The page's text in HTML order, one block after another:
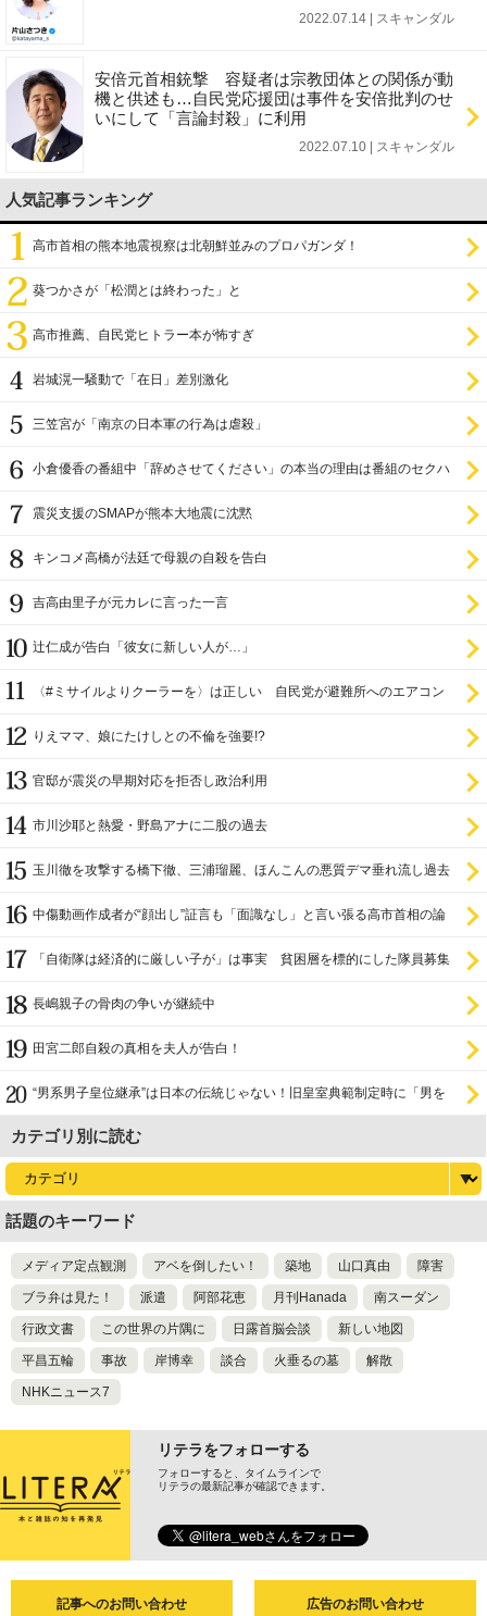
2022.07.14 | スキャンダル
安倍元首相銃撃 容疑者は宗教団体との関係が動
機と供述も…自民党応援団は事件を安倍批判のせ
いにして「言論封殺」に利用
2022.07.10 | スキャンダル
人気記事ランキング
高市首相の熊本地震視察は北朝鮮並みのプロパガンダ！
葵つかさが「松潤とは終わった」と
高市推薦、自民党ヒトラー本が怖すぎ
岩城滉一騒動で「在日」差別激化
三笠宮が「南京の日本軍の行為は虐殺」
小倉優香の番組中「辞めさせてください」の本当の理由は番組のセクハ
震災支援のSMAPが熊本大地震に沈黙
キンコメ高橋が法廷で母親の自殺を告白
吉高由里子が元カレに言った一言
辻仁成が告白「彼女に新しい人が…」
〈#ミサイルよりクーラーを〉は正しい 自民党が避難所へのエアコン
りえママ、娘にたけしとの不倫を強要!?
官邸が震災の早期対応を拒否し政治利用
市川沙耶と熱愛・野島アナに二股の過去
玉川徹を攻撃する橋下徹、三浦瑠麗、ほんこんの悪質デマ垂れ流し過去
中傷動画作成者が“顔出し”証言も「面識なし」と言い張る高市首相の論
「自衛隊は経済的に厳しい子が」は事実 貧困層を標的にした隊員募集
長嶋親子の骨肉の争いが継続中
田宮二郎自殺の真相を夫人が告白！
“男系男子皇位継承”は日本の伝統じゃない！旧皇室典範制定時に「男を
尊び女を卑む」と
カテゴリ別に読む
話題のキーワード
メディア定点観測 アベを倒したい！ 築地 山口真由 障害
ブラ弁は見た！ 派遣 阿部花恵 月刊Hanada 南スーダン
行政文書 この世界の片隅に 日露首脳会談 新しい地図
平昌五輪 事故 岸博幸 談合 火垂るの墓 解散
NHKニュース7
リテラをフォローする
フォローすると、タイムラインで
リテラの最新記事が確認できます。
記事へのお問い合わせ 広告のお問い合わせ